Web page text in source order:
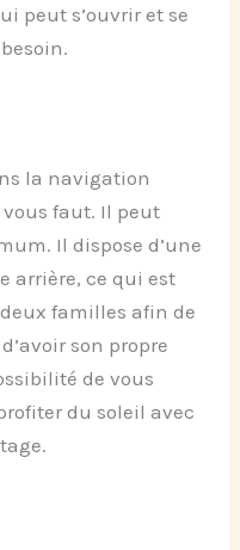
peut s’ouvrir et se
la navigation
vous faut. Il peut
Il dispose d’une
arrière, ce qui est
familles afin de
son propre
de vous
du soleil avec